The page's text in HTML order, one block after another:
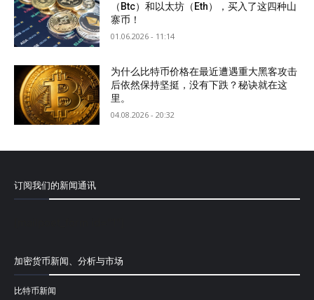
（Btc）和以太坊（Eth），买入了这四种山
寨币！
01.06.2026 - 11:14
为什么比特币价格在最近遭遇重大黑客攻击
后依然保持坚挺，没有下跌？秘诀就在这
里。
04.08.2026 - 20:32
订阅我们的新闻通讯
加密货币新闻、分析与市场
比特币新闻